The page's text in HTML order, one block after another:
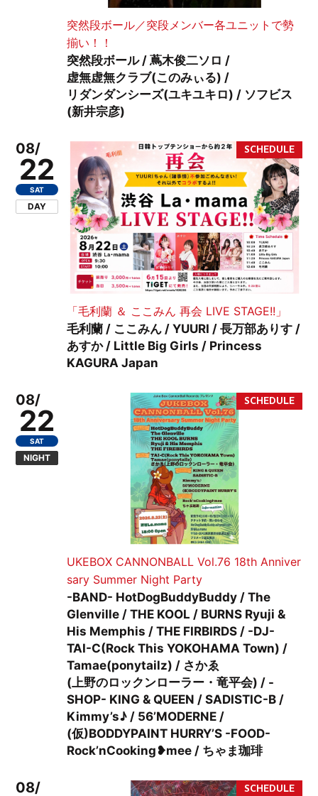
突然段ボール／突段メンバー各ユニットで勢
揃い！！
突然段ボール / 蔦木俊二ソロ /
虚無虚無クラブ(このみぃる) /
リダンダンシーズ(ユキユキロ) / ソフビス
(新井宗彦)
08/
22
SAT
DAY
「毛利蘭 ＆ ここみん 再会 LIVE STAGE!!」
毛利蘭 / ここみん / YUURI / 長万部ありす /
あすか / Little Big Girls / Princess
KAGURA Japan
08/
22
SAT
NIGHT
UKEBOX CANNONBALL Vol.76 18th Anniver
sary Summer Night Party
-BAND- HotDogBuddyBuddy / The
Glenville / THE KOOL / BURNS Ryuji &
His Memphis / THE FIRBIRDS / -DJ-
TAI-C(Rock This YOKOHAMA Town) /
Tamae(ponytailz) / さかゑ
(上野のロックンローラー・竜平会) / -
SHOP- KING & QUEEN / SADISTIC-B /
Kimmy’s♪ / 56’MODERNE /
(仮)BODDYPAINT HURRY’S -FOOD-
Rock’nCooking❥mee / ちゃま珈琲
08/